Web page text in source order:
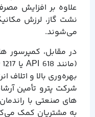
علاوه بر افزایش
نشت گاز، لرزش
می‌شوند.
در مقابل، کمپرسور
بهره‌وری بالا و اتلاف
شرکت پترو تأمین
های صنعتی با
به مشتریان کمک